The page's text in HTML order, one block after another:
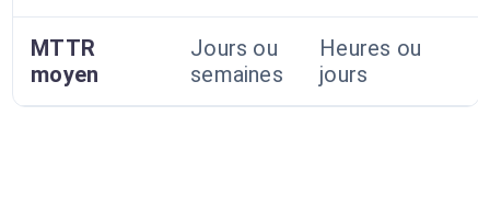
MTTR
moyen
Jours ou
semaines
Heures ou
jours